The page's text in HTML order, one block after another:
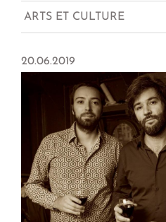
ARTS ET CULTURE
20.06.2019